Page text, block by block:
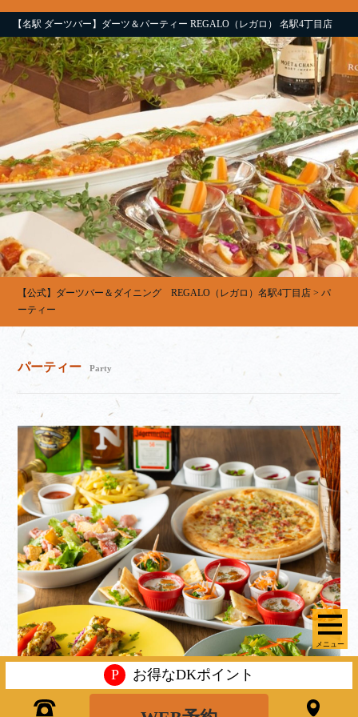
【名駅 ダーツバー】ダーツ＆パーティー REGALO（レガロ） 名駅4丁目店
メニュー
【公式】ダーツバー＆ダイニング REGALO（レガロ）名駅4丁目店 >パ
ーティー
パーティー Party
P お得なDKポイント